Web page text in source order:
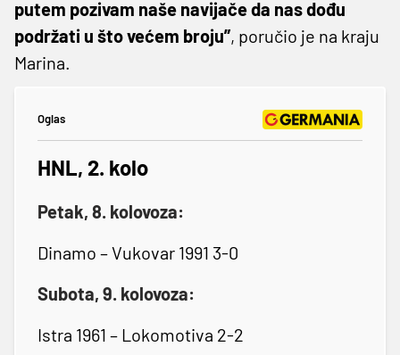
putem pozivam naše navijače da nas dođu
podržati u što većem broju”, poručio je na kraju
Marina.
Oglas
HNL, 2. kolo
Petak, 8. kolovoza:
Dinamo – Vukovar 1991 3-0
Subota, 9. kolovoza:
Istra 1961 – Lokomotiva 2-2